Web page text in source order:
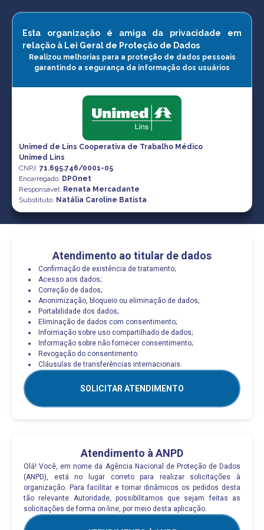
Esta organização é amiga da privacidade em
relação à Lei Geral de Proteção de Dados
Realizou melhorias para a proteção de dados pessoais
garantindo a segurança da informação dos usuários
Unimed de Lins Cooperativa de Trabalho Médico
Unimed Lins
CNPJ: 71.695.746/0001-05
Encarregado: DPOnet
Responsável: Renata Mercadante
Substituto: Natália Caroline Batista
Atendimento ao titular de dados
Confirmação de existência de tratamento;
Acesso aos dados;
Correção de dados;
Anonimização, bloqueio ou eliminação de dados;
Portabilidade dos dados;
Eliminação de dados com consentimento;
Informação sobre uso compartilhado de dados;
Informação sobre não fornecer consentimento;
Revogação do consentimento.
Cláusulas de transferências internacionais.
SOLICITAR ATENDIMENTO
Atendimento à ANPD
Olá! Você, em nome da Agência Nacional de Proteção de Dados
(ANPD), está no lugar correto para realizar solicitações à
organização. Para facilitar e tornar dinâmicos os pedidos desta
tão relevante Autoridade, possibilitamos que sejam feitas as
solicitações de forma on-line, por meio desta aplicação.